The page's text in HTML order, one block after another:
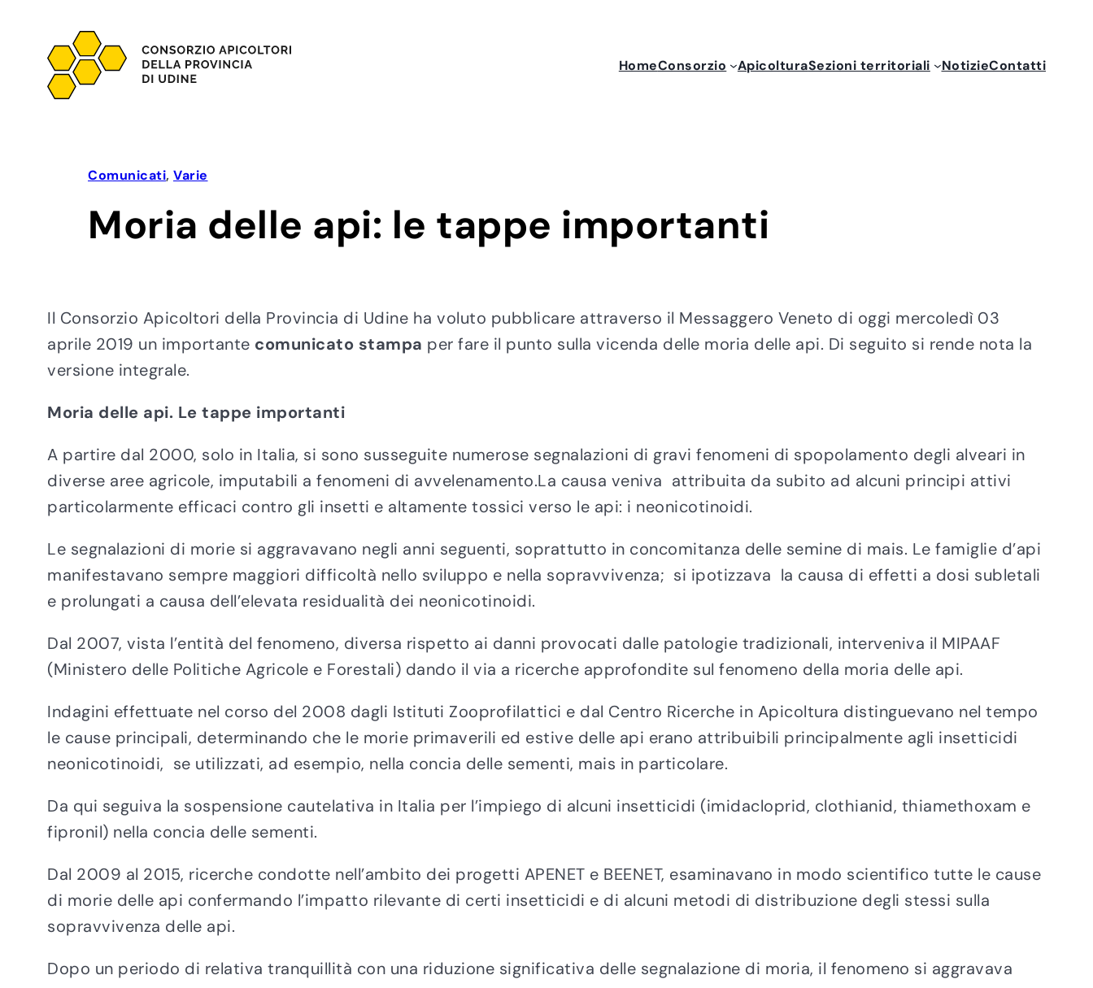
contenuto
HomeConsorzio ApicolturaSezioni territoriali NotizieContatti
Comunicati, Varie
Moria delle api: le tappe importanti
Il Consorzio Apicoltori della Provincia di Udine ha voluto pubblicare attraverso il Messaggero Veneto di oggi mercoledì 03
aprile 2019 un importante comunicato stampa per fare il punto sulla vicenda delle moria delle api. Di seguito si rende nota la
versione integrale.
Moria delle api. Le tappe importanti
A partire dal 2000, solo in Italia, si sono susseguite numerose segnalazioni di gravi fenomeni di spopolamento degli alveari in
diverse aree agricole, imputabili a fenomeni di avvelenamento.La causa veniva attribuita da subito ad alcuni principi attivi
particolarmente efficaci contro gli insetti e altamente tossici verso le api: i neonicotinoidi.
Le segnalazioni di morie si aggravavano negli anni seguenti, soprattutto in concomitanza delle semine di mais. Le famiglie d’api
manifestavano sempre maggiori difficoltà nello sviluppo e nella sopravvivenza; si ipotizzava la causa di effetti a dosi subletali
e prolungati a causa dell’elevata residualità dei neonicotinoidi.
Dal 2007, vista l’entità del fenomeno, diversa rispetto ai danni provocati dalle patologie tradizionali, interveniva il MIPAAF
(Ministero delle Politiche Agricole e Forestali) dando il via a ricerche approfondite sul fenomeno della moria delle api.
Indagini effettuate nel corso del 2008 dagli Istituti Zooprofilattici e dal Centro Ricerche in Apicoltura distinguevano nel tempo
le cause principali, determinando che le morie primaverili ed estive delle api erano attribuibili principalmente agli insetticidi
neonicotinoidi, se utilizzati, ad esempio, nella concia delle sementi, mais in particolare.
Da qui seguiva la sospensione cautelativa in Italia per l’impiego di alcuni insetticidi (imidacloprid, clothianid, thiamethoxam e
fipronil) nella concia delle sementi.
Dal 2009 al 2015, ricerche condotte nell’ambito dei progetti APENET e BEENET, esaminavano in modo scientifico tutte le cause
di morie delle api confermando l’impatto rilevante di certi insetticidi e di alcuni metodi di distribuzione degli stessi sulla
sopravvivenza delle api.
Dopo un periodo di relativa tranquillità con una riduzione significativa delle segnalazione di moria, il fenomeno si aggravava